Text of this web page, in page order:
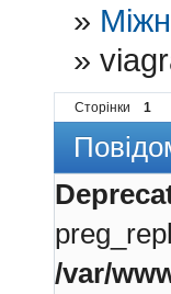
»
»
Сторінки 1
/var/